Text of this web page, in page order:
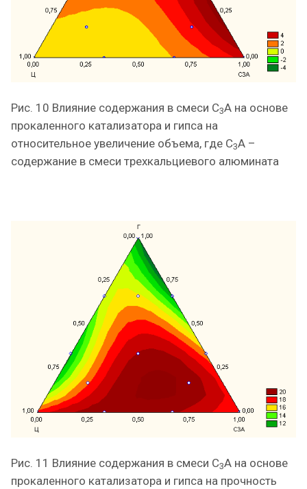
Рис. 10 Влияние содержания в смеси С3А на основе
прокаленного катализатора и гипса на
относительное увеличение объема, где С3А –
содержание в смеси трехкальциевого алюмината
Рис. 11 Влияние содержания в смеси С3А на основе
прокаленного катализатора и гипса на прочность